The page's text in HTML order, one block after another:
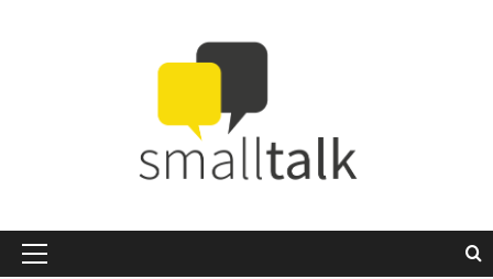
Primäres